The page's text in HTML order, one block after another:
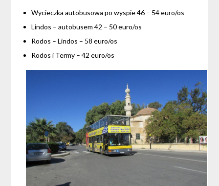
Wycieczka autobusowa po wyspie 46 – 54 euro/os
Lindos – autobusem 42 – 50 euro/os
Rodos – Lindos – 58 euro/os
Rodos i Termy – 42 euro/os